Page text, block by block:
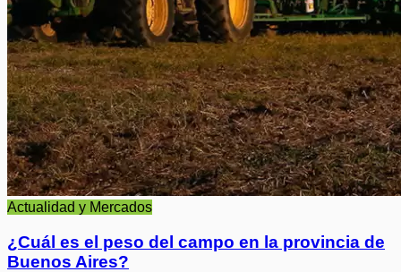
Actualidad y Mercados
¿Cuál es el peso del campo en la provincia de
Buenos Aires?